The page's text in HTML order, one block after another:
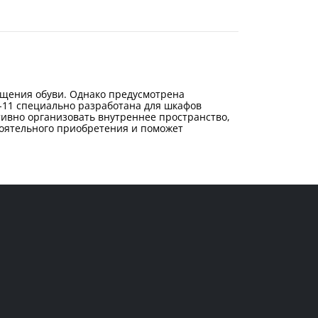
обуви. Однако предусмотрена
специально разработана для шкафов
организовать внутреннее пространство,
приобретения и поможет